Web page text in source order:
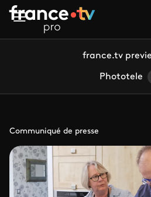
Aller au contenu principal
france.tv
Phototele
Communiqué de presse